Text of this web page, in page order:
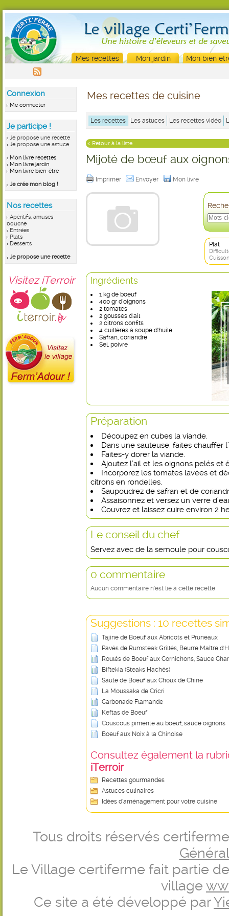
Mes recettes Mon jardin Mon bien
Connexion
Me connecter
Je participe !
Je propose une recette
Je propose une astuce
Mon livre recettes
Mon livre jardin
Mon livre bien-être
Je crée mon blog !
Nos recettes
Apéritifs, amuses
bouche
Entrées
Plats
Desserts
Je propose une recette
Visitez iTerroir
Mes recettes de cuisine
Les recettes Les astuces Les recettes vidéo
< Retour à la liste
Mijoté de bœuf aux
Imprimer Envoyer Mon livre
Plat
Ingrédients
1 kg de boeuf
400 gr d'oignons
2 tomates
2 gousses d'ail
2 citrons confits
4 cuillères à soupe d'huile
Safran, coriandre
Sel, poivre
Préparation
Découpez en cubes la viande.
Dans une sauteuse, faites chauffer
Faites-y dorer la viande.
Ajoutez l’ail et les oignons pelés et
Incorporez les tomates lavées et
citrons en rondelles.
Saupoudrez de safran et de
Assaisonnez et versez un verre
Couvrez et laissez cuire environ 2
Le conseil du chef
Servez avec de la semoule pour
0 commentaire
Aucun commentaire n'est lié à cette recette
Suggestions : 10 recettes
Tajine de Boeuf aux Abricots et Pruneaux
Pavés de Rumsteak Grillés, Beurre Maître
Roulés de Boeuf aux Cornichons, Sauce
Biftekia (Steaks Hachés)
Sauté de Boeuf aux Choux de Chine
La Moussaka de Cricri
Carbonade Flamande
Keftas de Boeuf
Couscous pimenté au boeuf, sauce oignons
Boeuf aux Noix à la Chinoise
Consultez également la
iTerroir
Recettes gourmandes
Astuces culinaires
Idées d’aménagement pour votre cuisine
Tous droits réservés
Le Village certiferme fait partie
village
Ce site a été développé par